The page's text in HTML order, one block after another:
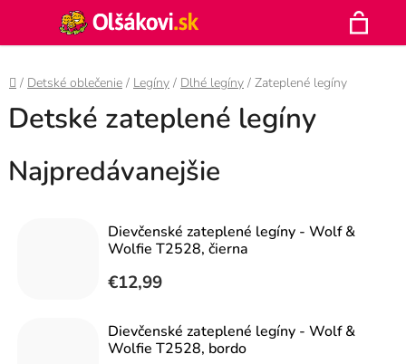
obsah
Hľadať
Domov
/ Detské oblečenie / Legíny / Dlhé legíny / Zateplené legíny
Detské zateplené legíny
Najpredávanejšie
Dievčenské zateplené legíny - Wolf &
Wolfie T2528, čierna
€12,99
Dievčenské zateplené legíny - Wolf &
Wolfie T2528, bordo